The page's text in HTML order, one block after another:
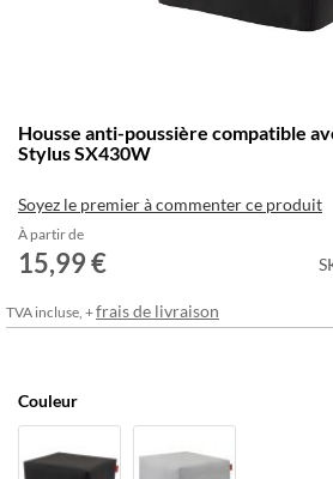
au
début
la
Galerie
d’images
Housse anti-poussière compatible
Stylus SX430W
Soyez le premier à commenter ce produit
À partir de
15,99 €
TVA incluse, +frais de livraison
Couleur